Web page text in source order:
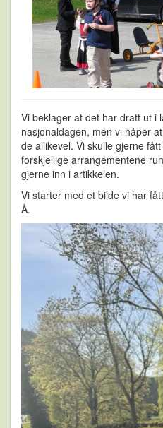
Vi beklager at det har dratt ut i
nasjonaldagen, men vi håper
de allikevel. Vi skulle gjerne
forskjellige arrangementene
gjerne inn i artikkelen.
Vi starter med et bilde vi har
Å.